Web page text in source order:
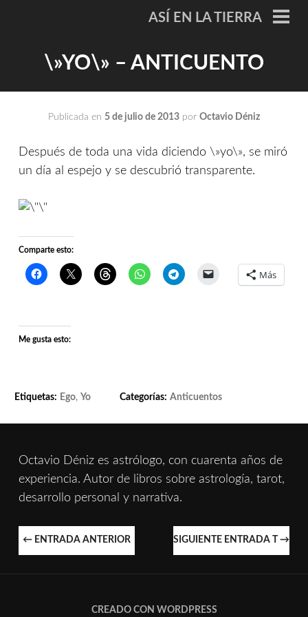
ASÍ EN LA TIERRA
\»YO\» – ANTICUENTO
Publicada en 5 de julio de 2013 por Octavio Déniz
Después de toda una vida diciendo \»yo\», se miró
un día al espejo y se descubrió transparente.
Comparte esto:
Más
Me gusta esto:
Etiquetas: Ego, Yo Categorías: Anticuentos
Octavio Déniz es astrólogo, con cuarenta años de
experiencia. Autor de libros sobre astrología, tarot,
desarrollo personal y narrativa.
NAVEGACIÓN
ENTRADAS
← ENTRADA ANTERIOR SIGUIENTE ENTRADA T →
CREADO CON WORDPRESS